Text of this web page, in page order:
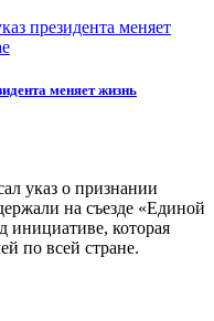
меняет жизнь
указ о признании
на съезде «Единой
инициативе, которая
по всей стране.